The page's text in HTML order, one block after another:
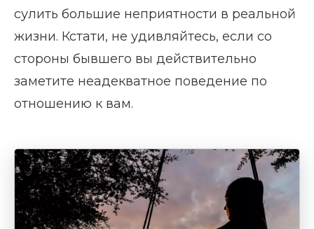
сулить большие неприятности в реальной
жизни. Кстати, не удивляйтесь, если со
стороны бывшего вы действительно
заметите неадекватное поведение по
отношению к вам.